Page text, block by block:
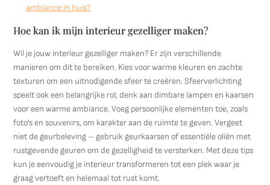
ambiance in huis?
Hoe kan ik mijn interieur gezelliger maken?
Wil je jouw interieur gezelliger maken? Er zijn verschillende
manieren om dit te bereiken. Kies voor warme kleuren en zachte
texturen om een uitnodigende sfeer te creëren. Sfeerverlichting
speelt ook een belangrijke rol; denk aan dimbare lampen en kaarsen
voor een warme ambiance. Voeg persoonlijke elementen toe, zoals
foto’s en souvenirs, om karakter aan de ruimte te geven. Vergeet
niet de geurbeleving – gebruik geurkaarsen of essentiële oliën met
rustgevende geuren om de gezelligheid te versterken. Met deze tips
kun je eenvoudig je interieur transformeren tot een plek waar je
graag vertoeft en helemaal tot rust komt.